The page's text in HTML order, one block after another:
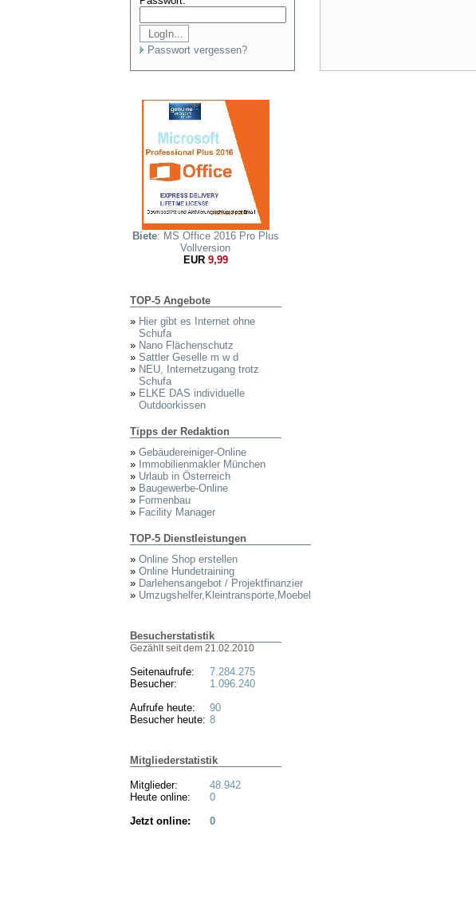
Passwort vergessen?
Biete: MS Office 2016 Pro Plus
Vollversion
EUR9,99
TOP-5 Angebote
» Hier gibt es Internet ohne
Schufa
» Nano Flächenschutz
» Sattler Geselle m w d
» NEU, Internetzugang trotz
Schufa
» ELKE DAS individuelle
Outdoorkissen
Tipps der Redaktion
» Gebäudereiniger-Online
» Immobilienmakler München
» Urlaub in Österreich
» Baugewerbe-Online
» Formenbau
» Facility Manager
TOP-5 Dienstleistungen
» Online Shop erstellen
» Online Hundetraining
» Darlehensangebot / Projektfinanzier
» Umzugshelfer,Kleintransporte,Moebel
Besucherstatistik
Gezählt seit dem 21.02.2010
Seitenaufrufe:
Besucher:
Aufrufe heute:
Besucher heute:
7.284.275
1.096.240
90
8
Mitgliederstatistik
Mitglieder:
Heute online:
48.942
0
Jetzt online:
0